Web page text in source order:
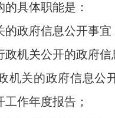
具体职能是：
的政府信息公开事宜
政机关公开的政府信
机关的政府信息公
作年度报告；